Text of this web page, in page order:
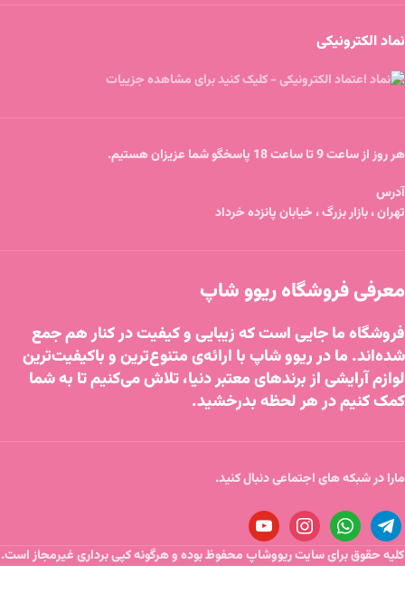
نماد الکترونیکی
هر روز از ساعت 9 تا ساعت 18 پاسخگو شما عزیزان هستیم.
آدرس
تهران ، بازار بزرگ ، خیابان پانزده خرداد
معرفی فروشگاه ریوو شاپ
فروشگاه ما جایی است که زیبایی و کیفیت در کنار هم جمع
شده‌اند. ما در ریوو شاپ با ارائه‌ی متنوع‌ترین و باکیفیت‌ترین
لوازم آرایشی از برندهای معتبر دنیا، تلاش می‌کنیم تا به شما
کمک کنیم در هر لحظه بدرخشید.
مارا در شبکه های اجتماعی دنبال کنید.
کلیه حقوق برای سایت ریووشاپ محفوظ بوده و هرگونه کپی برداری غیرمجاز است.